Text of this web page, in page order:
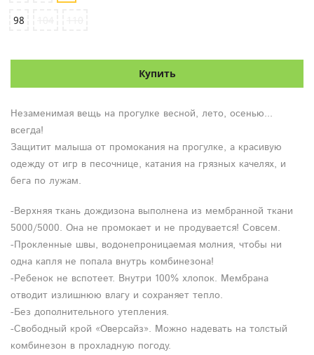
98
Купить
Незаменимая вещь на прогулке весной, лето, осенью...
всегда!
Защитит малыша от промокания на прогулке, а красивую
одежду от игр в песочнице, катания на грязных качелях, и
бега по лужам.
-Верхняя ткань дождизона выполнена из мембранной ткани
5000/5000. Она не промокает и не продувается! Совсем.
-Прокленные швы, водонепроницаемая молния, чтобы ни
одна капля не попала внутрь комбинезона!
-Ребенок не вспотеет. Внутри 100% хлопок. Мембрана
отводит излишнюю влагу и сохраняет тепло.
-Без дополнительного утепления.
-Свободный крой «Оверсайз». Можно надевать на толстый
комбинезон в прохладную погоду.